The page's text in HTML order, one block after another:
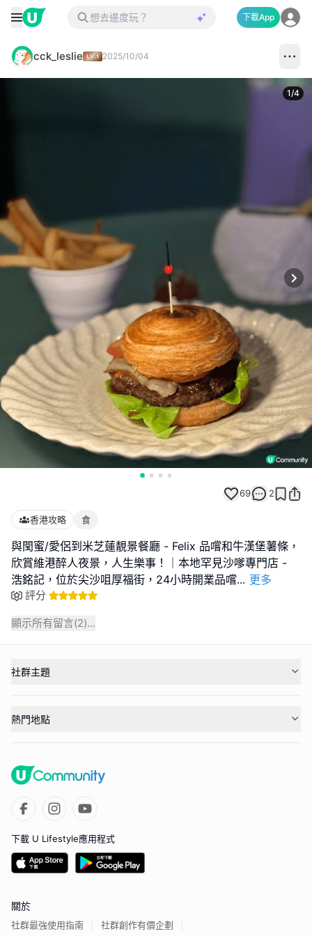
下載App
cck_leslie 2025/10/04
1/4
69 2
香港攻略 食
與閠蜜/愛侶到米芝蓮靚景餐廳 - Felix 品嚐和牛漢堡薯條，
欣賞維港醉人夜景，人生樂事！｜本地罕見沙嗲專門店 -
浩銘記，位於尖沙咀厚福街，24小時開業品嚐... 更多
評分
顯示所有留言(2)...
社群主題
熱門地點
下載 U Lifestyle應用程式
關於
社群最強使用指南 社群創作有價企劃